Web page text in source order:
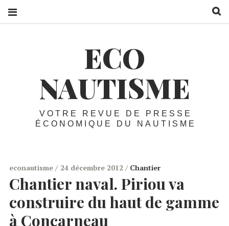
ECO
NAUTISME
VOTRE REVUE DE PRESSE
ÉCONOMIQUE DU NAUTISME
econautisme 24 décembre 2012 Chantier
Chantier naval. Piriou va
construire du haut de gamme
à Concarneau